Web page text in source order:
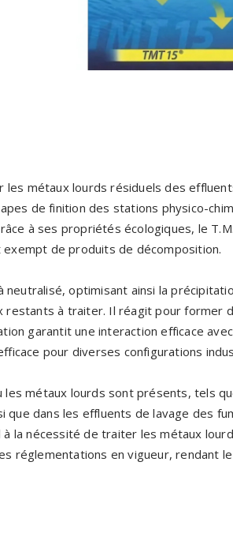
les métaux lourds résiduels des
de finition des stations physico-
à ses propriétés écologiques, le
de produits de décomposition.
optimisant ainsi la
restants à traiter. Il réagit pour former
garantit une interaction efficace
pour diverses configurations
métaux lourds sont présents, tels
que dans les effluents de lavage des
la nécessité de traiter les métaux
réglementations en vigueur, rendant